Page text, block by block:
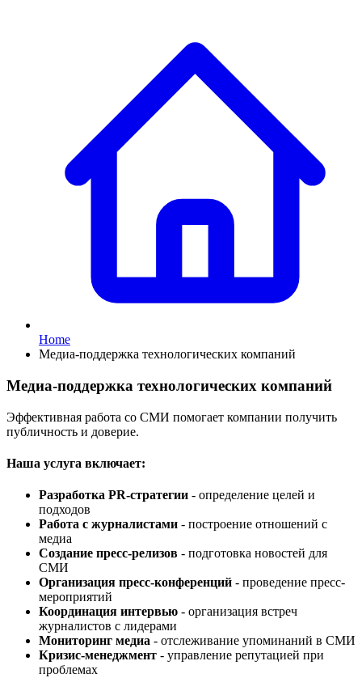
Home
Медиа-поддержка технологических компаний
Медиа-поддержка технологических компаний
Эффективная работа со СМИ помогает компании получить
публичность и доверие.
Наша услуга включает:
Разработка PR-стратегии - определение целей и
подходов
Работа с журналистами - построение отношений с
медиа
Создание пресс-релизов - подготовка новостей для
СМИ
Организация пресс-конференций - проведение пресс-
мероприятий
Координация интервью - организация встреч
журналистов с лидерами
Мониторинг медиа - отслеживание упоминаний в СМИ
Кризис-менеджмент - управление репутацией при
проблемах